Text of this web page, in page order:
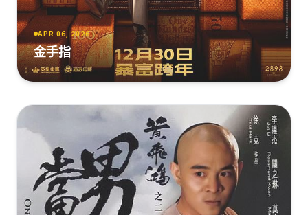
幕].2026.2160p.WEB-DL.H265.DDP5.1.2Audios-
PandaQT
[4.11GB] 复制 下载
2160p.HD国语中字无水印.mp4
APR 06, 2026
金手指